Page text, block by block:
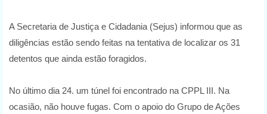
A Secretaria de Justiça e Cidadania (Sejus) informou que as
diligências estão sendo feitas na tentativa de localizar os 31
detentos que ainda estão foragidos.
No último dia 24. um túnel foi encontrado na CPPL III. Na
ocasião, não houve fugas. Com o apoio do Grupo de Ações